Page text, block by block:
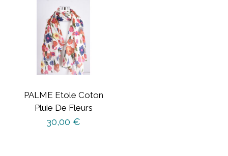
PALME Etole Coton
Pluie De Fleurs
30,00 €